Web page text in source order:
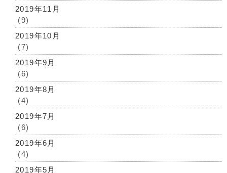
2019年11月
(9)
2019年10月
(7)
2019年9月
(6)
2019年8月
(4)
2019年7月
(6)
2019年6月
(4)
2019年5月